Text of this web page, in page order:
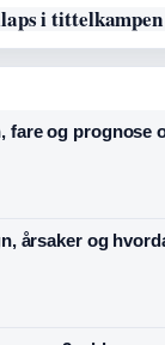
i tittelkampen
fare og prognose
årsaker og